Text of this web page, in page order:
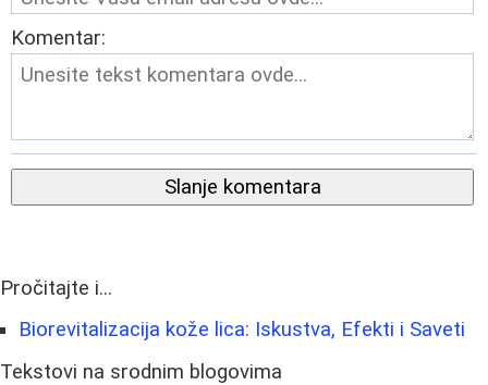
Komentar:
Slanje komentara
Pročitajte i...
Biorevitalizacija kože lica: Iskustva, Efekti i Saveti
Tekstovi na srodnim blogovima